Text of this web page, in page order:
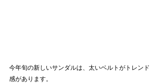
今年旬の新しいサンダルは、太いベルトがトレンド
感があります。